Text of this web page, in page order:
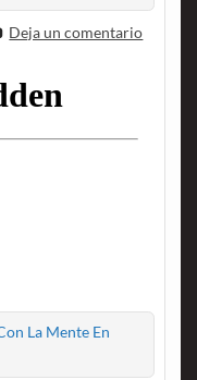
Deja un comentario
La Mente En